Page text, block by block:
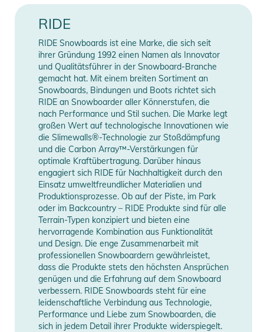
Shell:
- 1:1 Lasting, Silver Last, IN2GRATED, Articulated Cuff, Heat
- C.A.T. System
- Flex Lite 2.0 Outsole, +SLIME midsole
- BOA® Zonal Fit System, TX3 Lace, Tongue Tied Hybrid
Harness
- Internal/External J Bars
- Intuition Support Foam Liner, Lace Lock
- Impacto Primo Insole
Produktinformationen und
Sicherheitshinweise
Gebrauchsanweisungen, Sicherheitshinweise und Warnungen
finden Sie direkt am Produkt.
Verschluss BOA
Kompatibilität
Step In / Standard
Bindungen
Manufacturer
Information
Herstellerangaben
anzeigen
RIDE
RIDE Snowboards ist eine Marke, die sich seit
ihrer Gründung 1992 einen Namen als Innovator
und Qualitätsführer in der Snowboard-Branche
gemacht hat. Mit einem breiten Sortiment an
Snowboards, Bindungen und Boots richtet sich
RIDE an Snowboarder aller Könnerstufen, die
nach Performance und Stil suchen. Die Marke legt
großen Wert auf technologische Innovationen wie
die Slimewalls®-Technologie zur Stoßdämpfung
und die Carbon Array™-Verstärkungen für
optimale Kraftübertragung. Darüber hinaus
engagiert sich RIDE für Nachhaltigkeit durch den
Einsatz umweltfreundlicher Materialien und
Produktionsprozesse. Ob auf der Piste, im Park
oder im Backcountry – RIDE Produkte sind für alle
Terrain-Typen konzipiert und bieten eine
hervorragende Kombination aus Funktionalität
und Design. Die enge Zusammenarbeit mit
professionellen Snowboardern gewährleistet,
dass die Produkte stets den höchsten Ansprüchen
genügen und die Erfahrung auf dem Snowboard
verbessern. RIDE Snowboards steht für eine
leidenschaftliche Verbindung aus Technologie,
Performance und Liebe zum Snowboarden, die
sich in jedem Detail ihrer Produkte widerspiegelt.